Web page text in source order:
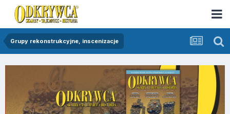
Grupy rekonstrukcyjne, inscenizacje